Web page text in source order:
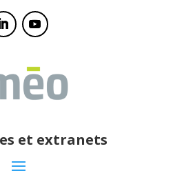
et extranets